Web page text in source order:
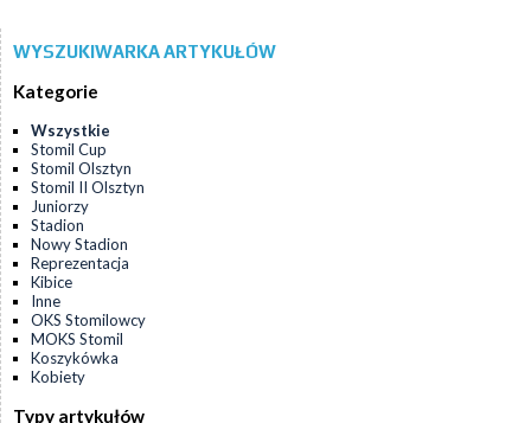
WYSZUKIWARKA ARTYKUŁÓW
Kategorie
Wszystkie
Stomil Cup
Stomil Olsztyn
Stomil II Olsztyn
Juniorzy
Stadion
Nowy Stadion
Reprezentacja
Kibice
Inne
OKS Stomilowcy
MOKS Stomil
Koszykówka
Kobiety
Typy artykułów